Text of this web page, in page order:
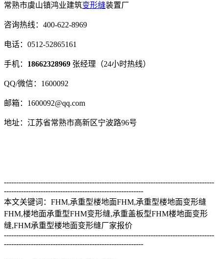
常熟市虞山镇鸿业建筑变形缝装置厂
咨询热线：400-622-8969
电话：0512-52865161
手机： 18662328969 张经理（24小时热线）
QQ/微信：1600092
邮箱：1600092@qq.com
地址：江苏省常熟市高新区宁波路96号
--------------------------------------------------------------------------------------
---------------------------------------------------------
本文关键词：FHM,承重型楼地面FHM,承重型楼地面变形缝
FHM,楼地面承重型FHM变形缝,承重盖板型FHM楼地面变形
缝,FHM承重型楼地面变形缝厂家报价
--------------------------------------------------------------------------------------
---------------------------------------------------------